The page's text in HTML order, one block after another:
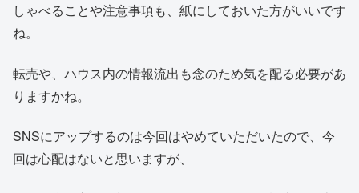
しゃべることや注意事項も、紙にしておいた方がいいです
ね。
転売や、ハウス内の情報流出も念のため気を配る必要があ
りますかね。
SNSにアップするのは今回はやめていただいたので、今
回は心配はないと思いますが、